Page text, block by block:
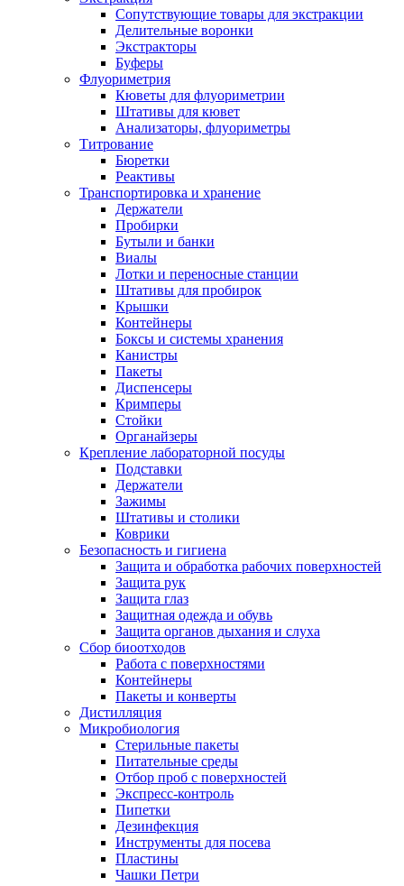
Сопутствующие товары для экстракции
Делительные воронки
Экстракторы
Буферы
Флуориметрия
Кюветы для флуориметрии
Штативы для кювет
Анализаторы, флуориметры
Титрование
Бюретки
Реактивы
Транспортировка и хранение
Держатели
Пробирки
Бутыли и банки
Виалы
Лотки и переносные станции
Штативы для пробирок
Крышки
Контейнеры
Боксы и системы хранения
Канистры
Пакеты
Диспенсеры
Кримперы
Стойки
Органайзеры
Крепление лабораторной посуды
Подставки
Держатели
Зажимы
Штативы и столики
Коврики
Безопасность и гигиена
Защита и обработка рабочих поверхностей
Защита рук
Защита глаз
Защитная одежда и обувь
Защита органов дыхания и слуха
Сбор биоотходов
Работа с поверхностями
Контейнеры
Пакеты и конверты
Дистилляция
Микробиология
Стерильные пакеты
Питательные среды
Отбор проб с поверхностей
Экспресс-контроль
Пипетки
Дезинфекция
Инструменты для посева
Пластины
Чашки Петри